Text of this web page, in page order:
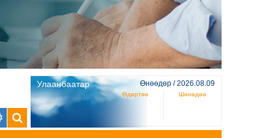
Улаанбаатар Өнөөдөр / 2026.08.09
Өдөртөө Шөнөдөө